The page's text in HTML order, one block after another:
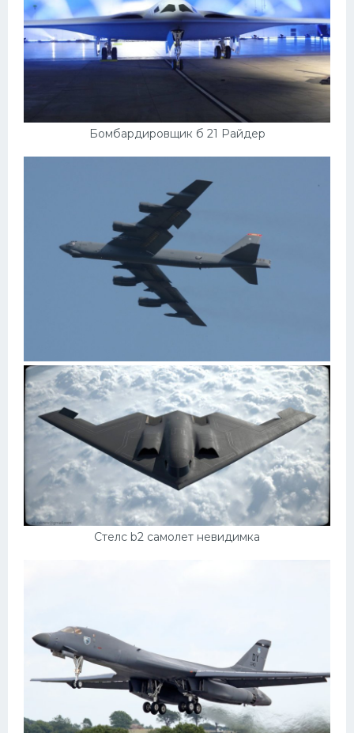
Бомбардировщик б 21 Райдер
Стелс b2 самолет невидимка
Вертолеты
Мазда
Самокаты
Прогулочные суда
УАЗ
Кадиллак
Автокемпер
Феррари
Поезда
Мотоциклы
Эмблемы
Спецтехника